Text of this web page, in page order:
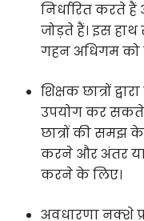
निर्धारित करते
जोड़ते हैं। इस
गहन अधिगम को
शिक्षक छात्रों
उपयोग कर
छात्रों की समझ के
करने और अंतर
करने के लिए।
अवधारणा नक्शे